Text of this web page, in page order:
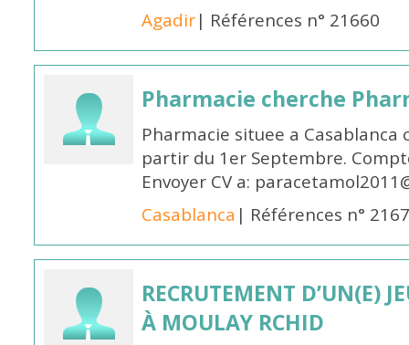
Agadir| Références n° 21660
Pharmacie cherche
Pharmacie situee a
partir du 1er Septembre.
Envoyer CV a:
Casablanca | Références n°
RECRUTEMENT D’UN(E)
À MOULAY RCHID